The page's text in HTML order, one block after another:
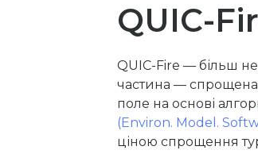
QUIC-
QUIC-Fire — більш
частина —
поле на основі
(Environ. Model.
ціною спрощення